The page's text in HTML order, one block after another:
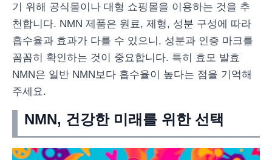
기 위해 공식몰이나 대형 쇼핑몰을 이용하는 것을 추
천합니다. NMN 제품은 원료, 제형, 성분 구성에 따라
흡수율과 효과가 다를 수 있으니, 성분과 인증 마크를
꼼꼼히 확인하는 것이 중요합니다. 특히 효모 발효
NMN은 일반 NMN보다 흡수율이 높다는 점을 기억해
주세요.
NMN, 건강한 미래를 위한 선택